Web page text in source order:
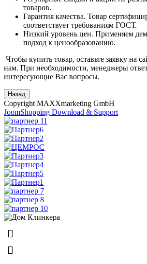
товаров.
Гарантия качества. Товар
соответствует требованиям ГОСТ.
Низкий уровень цен. Применяем
подход к ценообразованию.
Чтобы купить товар, оставьте заявку на
нам. При необходимости, менеджеры
интересующие Вас вопросы.
Copyright MAXXmarketing GmbH
JoomShopping Download & Support